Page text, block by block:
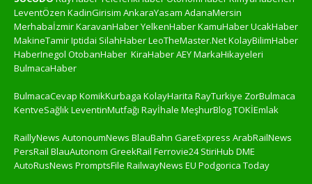
LeventÖzen KadinGirisim AnkaraYasam AdanaMersin
MerhabaİzmirKaravanHaberYelkenHaberKamuHaberUcakHaber
MakineTamirIptidai SilahHaberLeoTheMaster.NetKolayBilimHaber
HaberInegol OtobanHaber KiraHaberAEYMarkaHikayeleri
BulmacaHaber
BulmacaCevap KomikKurbaga KolayHarita RayTurkiye ZorBulmaca
KentveSağlıkLeventinMutfağı Rayİhale MeşhurBlogTOKİEmlak
RaillyNews AutonoumNews BlauBahn GareExpress ArabRailNews
PersRail BlauAutonom GreekRail Ferrovie24 StiriHub DME
AutoRusNews PromptsFile RailwayNews EU Podgorica Today